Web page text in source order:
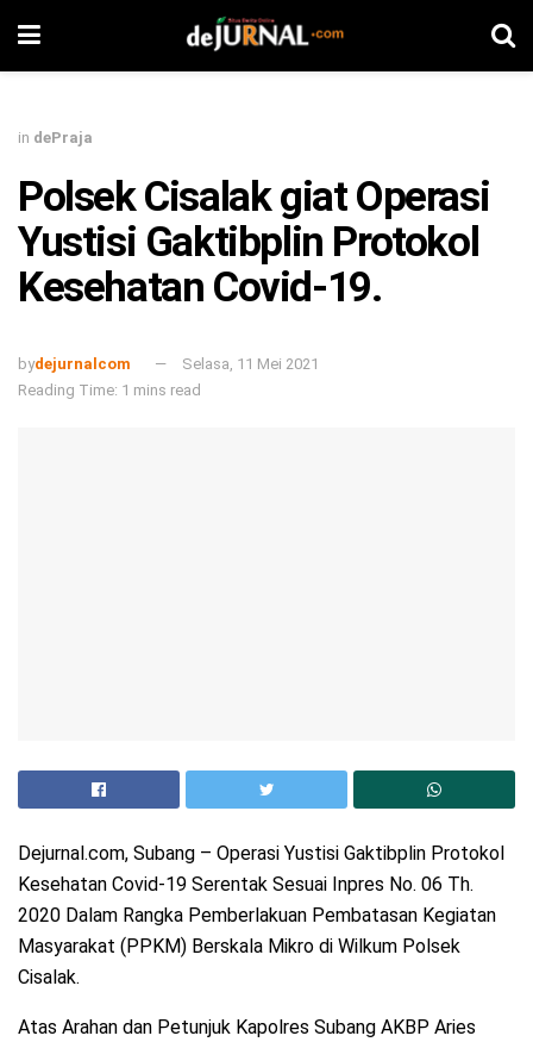
in dePraja
Polsek Cisalak giat Operasi
Yustisi Gaktibplin Protokol
Kesehatan Covid-19.
bydejurnalcom
Selasa, 11 Mei 2021
Reading Time: 1 mins read
Dejurnal.com, Subang – Operasi Yustisi Gaktibplin Protokol
Kesehatan Covid-19 Serentak Sesuai Inpres No. 06 Th.
2020 Dalam Rangka Pemberlakuan Pembatasan Kegiatan
Masyarakat (PPKM) Berskala Mikro di Wilkum Polsek
Cisalak.
Atas Arahan dan Petunjuk Kapolres Subang AKBP Aries